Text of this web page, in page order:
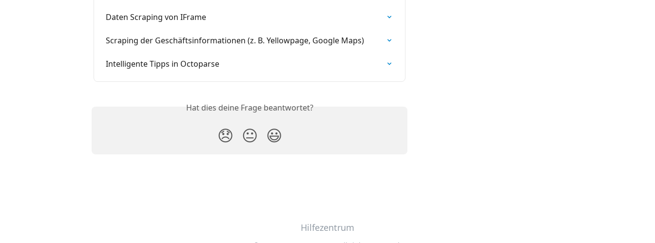
Daten Scraping von IFrame
Scraping der Geschäftsinformationen (z. B. Yellowpage, Google Maps)
Intelligente Tipps in Octoparse
Hat dies deine Frage beantwortet?
😞 😐 😃
Hilfezentrum